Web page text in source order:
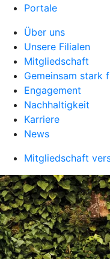
Portale
Über uns
Unsere Filialen
Mitgliedschaft
Gemeinsam stark
Engagement
Nachhaltigkeit
Karriere
News
Mitgliedschaft